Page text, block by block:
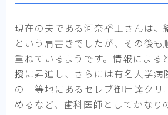
現在の夫である河奈裕正さんは、
という肩書きでしたが、その後も
重ねているようです。情報による
授に昇進し、さらには有名大学病
の一等地にあるセレブ御用達クリ
めるなど、歯科医師としてかなり